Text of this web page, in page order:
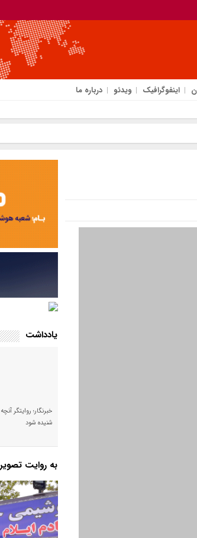
اینفوگرافیک ویدئو درباره ما
یادداشت
خبرنگار؛ روایتگر
شنیده شود
به روایت تصویر